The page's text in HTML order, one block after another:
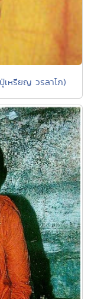
เหรียญ วรลาโภ)